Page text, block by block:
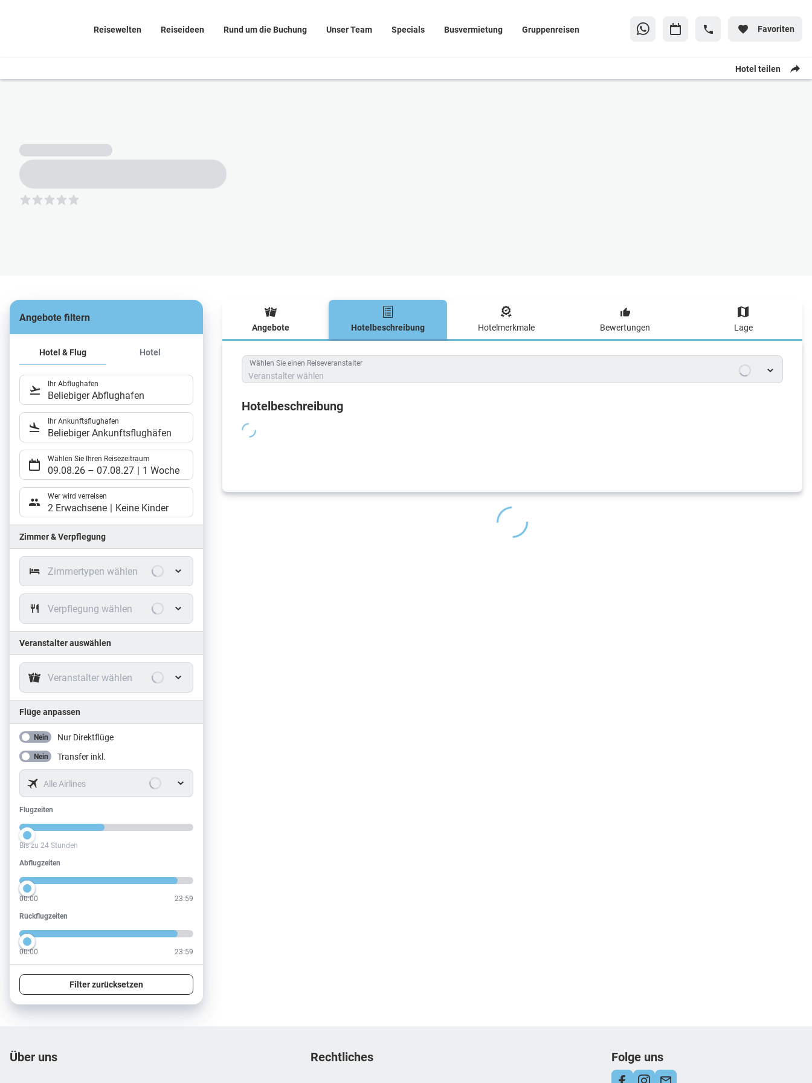
Reisewelten Reiseideen Rund um die Buchung Unser Team Specials Busvermietung Gruppenreisen Favoriten
Hotel teilen
5
Angebote filtern
Hotel & Flug Hotel
Ihr Abflughafen
Beliebiger Abflughafen
Ihr Ankunftsflughafen
Beliebiger Ankunftsflughäfen
Wählen Sie Ihren Reisezeitraum
09.08.26 – 07.08.27 1 Woche
Wer wird verreisen
2 Erwachsene Keine Kinder
Zimmer & Verpflegung
Zimmertypen wählen
Verpflegung wählen
Veranstalter auswählen
Veranstalter wählen
Flüge anpassen
Nein Nur Direktflüge
Nein Transfer inkl.
Alle Airlines
Flugzeiten
Flugzeiten
Bis zu 24 Stunden
Abflugzeiten
Abflugzeiten
00:00 23:59
Rückflugzeiten
Rückflugzeiten
00:00 23:59
Filter zurücksetzen
Angebote Hotelbeschreibung Hotelmerkmale Bewertungen Lage
Hotelbeschreibung
Wählen Sie einen Reiseveranstalter
Veranstalter wählen
Hotelbeschreibung
Footer navigation
Über uns Rechtliches Folge uns